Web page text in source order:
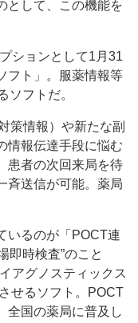
として、この機能を
ションとして1月31
フト」。服薬情報等
ソフトだ。
策情報）や新たな副
情報伝達手段に悩む
患者の次回来局を待
斉送信が可能。薬局
いるのが「POCT連
即時検査”のこと
アグノスティックス
せるソフト。POCT
全国の薬局に普及し